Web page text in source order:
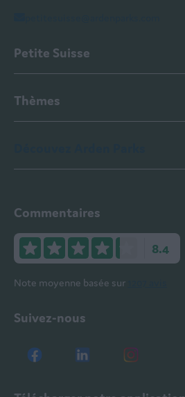
Petite Suisse
Thèmes
Commentaires
8.4
Note moyenne basée sur
Suivez-nous